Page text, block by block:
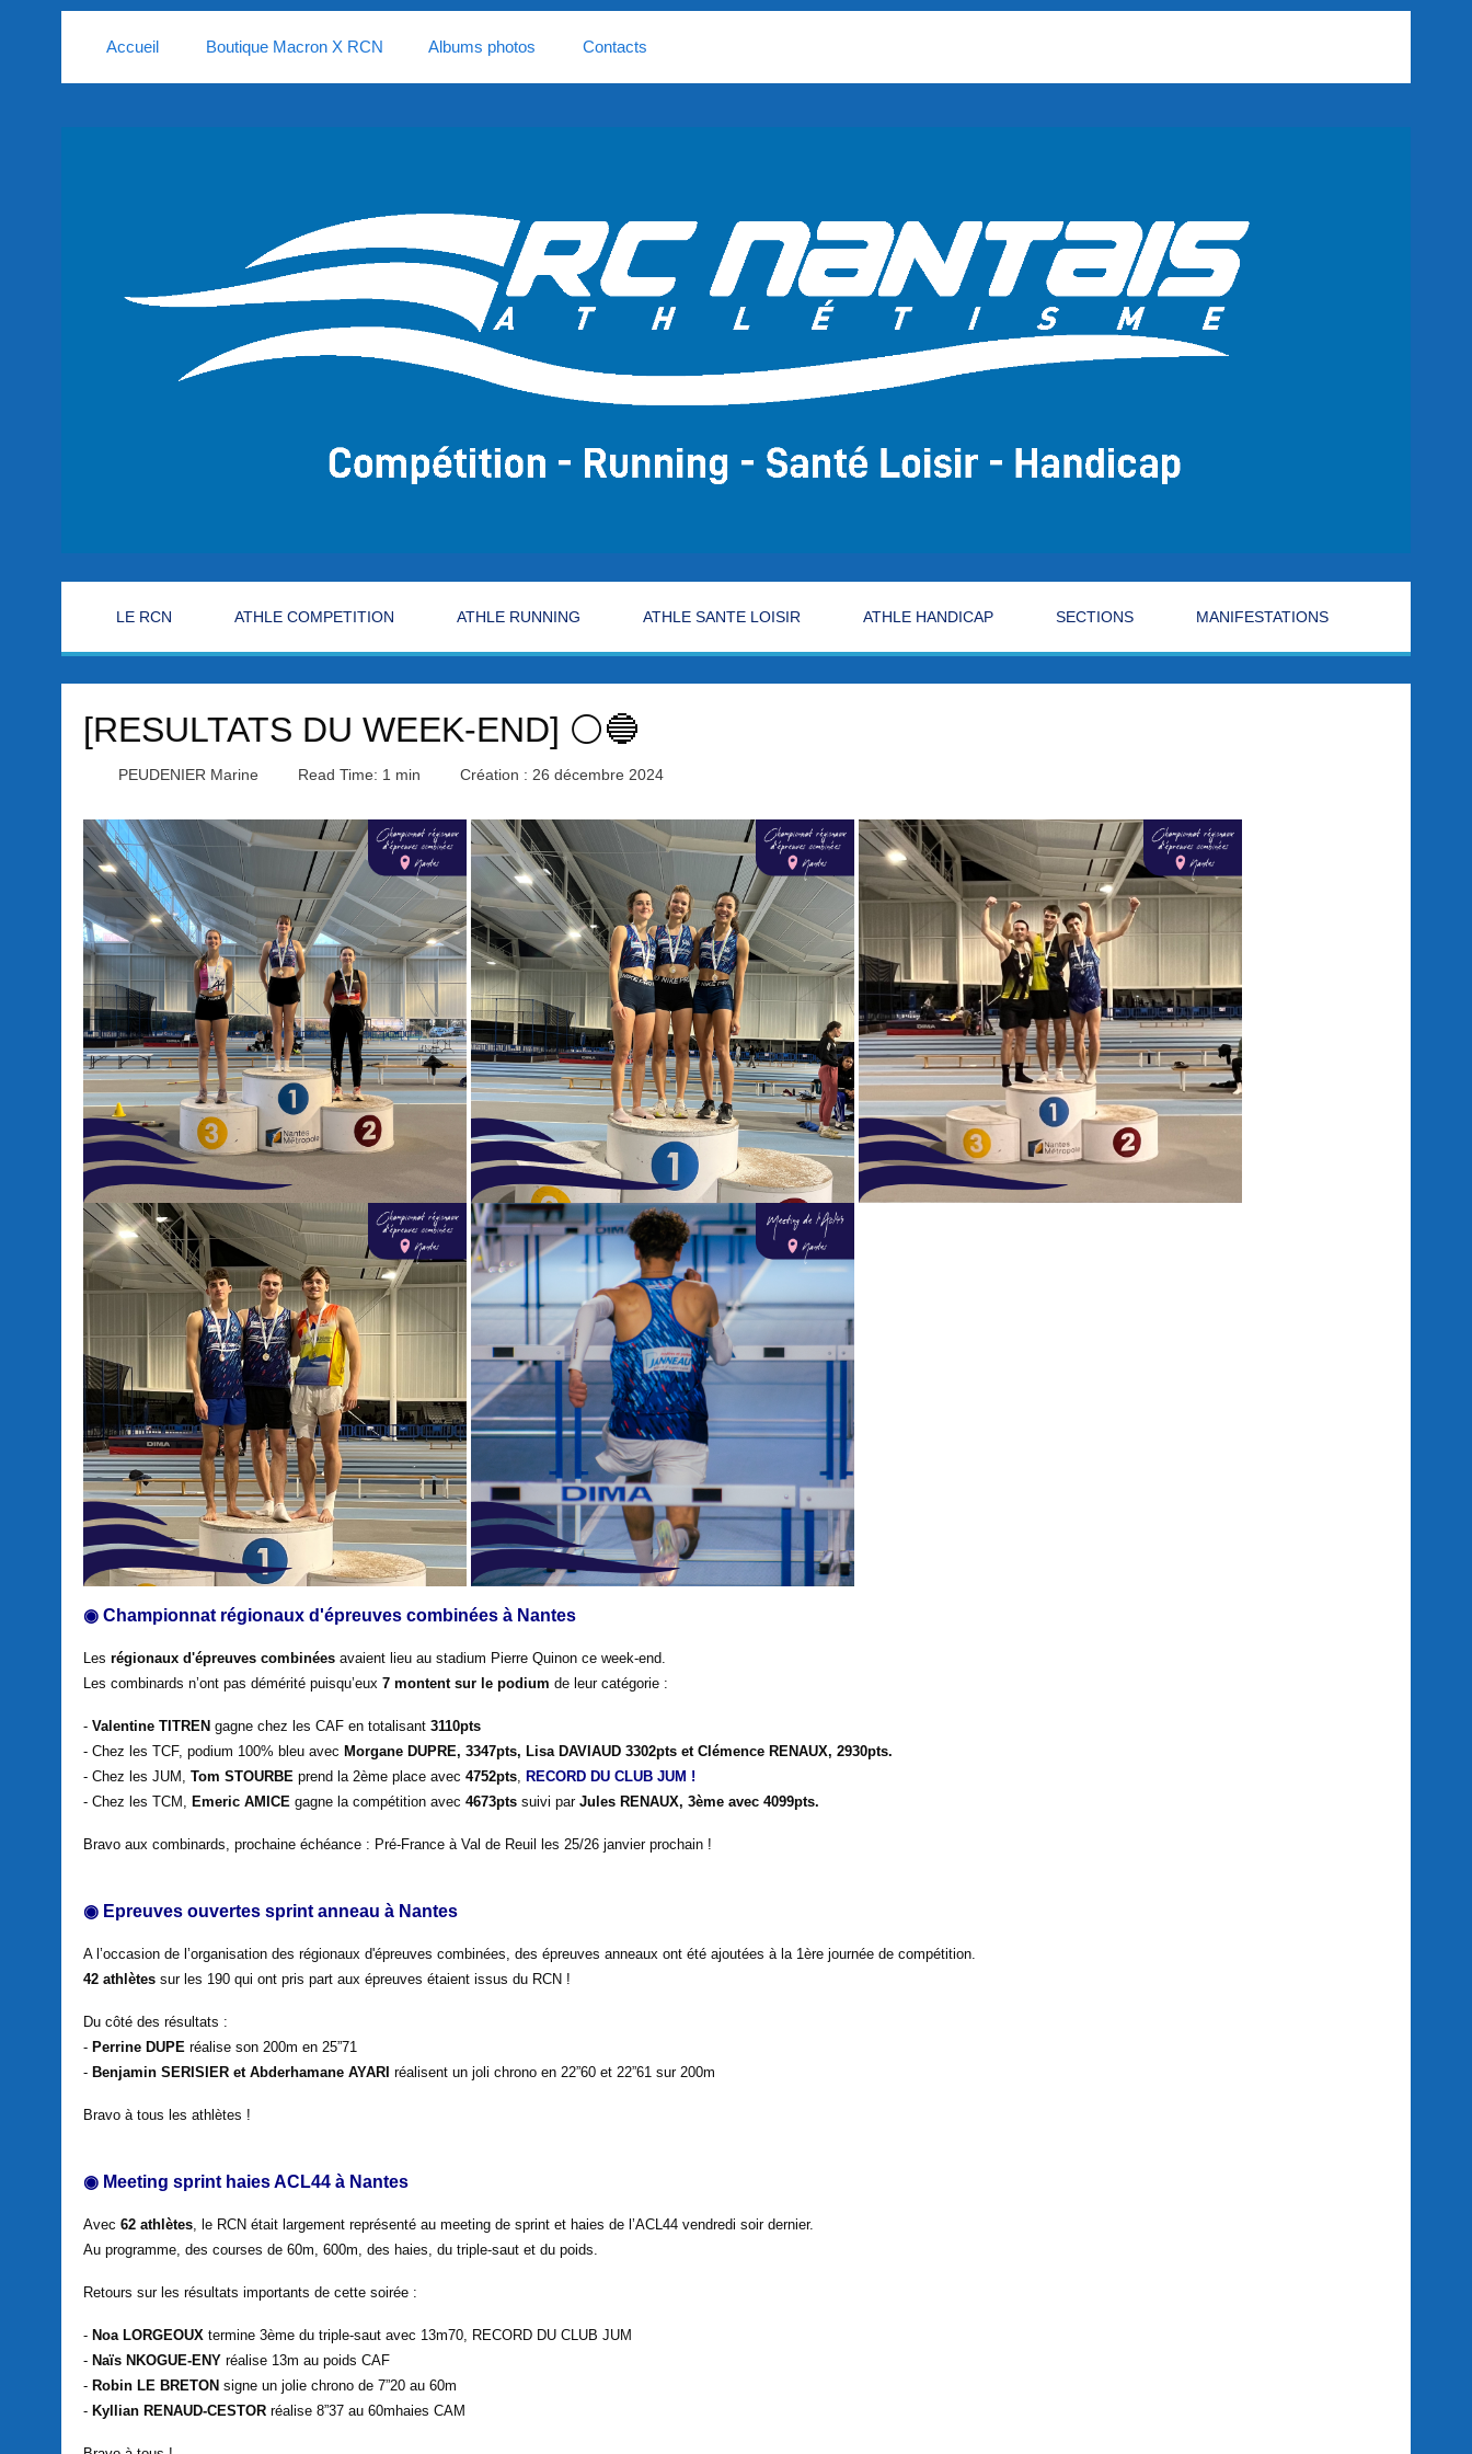
Accueil Boutique Macron X RCN Albums photos Contacts
LE RCN ATHLE COMPETITION ATHLE RUNNING ATHLE SANTE LOISIR ATHLE HANDICAP SECTIONS MANIFESTATIONS
[RESULTATS DU WEEK-END] ⚪🔵
PEUDENIER Marine Read Time: 1 min Création : 26 décembre 2024
◉ Championnat régionaux d'épreuves combinées à Nantes
Les régionaux d'épreuves combinées avaient lieu au stadium Pierre Quinon ce week-end.
Les combinards n’ont pas démérité puisqu’eux 7 montent sur le podium de leur catégorie :
- Valentine TITREN gagne chez les CAF en totalisant 3110pts
- Chez les TCF, podium 100% bleu avec Morgane DUPRE, 3347pts, Lisa DAVIAUD 3302pts et Clémence RENAUX, 2930pts.
- Chez les JUM, Tom STOURBE prend la 2ème place avec 4752pts, RECORD DU CLUB JUM !
- Chez les TCM, Emeric AMICE gagne la compétition avec 4673pts suivi par Jules RENAUX, 3ème avec 4099pts.
Bravo aux combinards, prochaine échéance : Pré-France à Val de Reuil les 25/26 janvier prochain !
◉ Epreuves ouvertes sprint anneau à Nantes
A l’occasion de l’organisation des régionaux d'épreuves combinées, des épreuves anneaux ont été ajoutées à la 1ère journée de compétition.
42 athlètes sur les 190 qui ont pris part aux épreuves étaient issus du RCN !
Du côté des résultats :
- Perrine DUPE réalise son 200m en 25”71
- Benjamin SERISIER et Abderhamane AYARI réalisent un joli chrono en 22”60 et 22”61 sur 200m
Bravo à tous les athlètes !
◉ Meeting sprint haies ACL44 à Nantes
Avec 62 athlètes, le RCN était largement représenté au meeting de sprint et haies de l’ACL44 vendredi soir dernier.
Au programme, des courses de 60m, 600m, des haies, du triple-saut et du poids.
Retours sur les résultats importants de cette soirée :
- Noa LORGEOUX termine 3ème du triple-saut avec 13m70, RECORD DU CLUB JUM
- Naïs NKOGUE-ENY réalise 13m au poids CAF
- Robin LE BRETON signe un jolie chrono de 7”20 au 60m
- Kyllian RENAUD-CESTOR réalise 8”37 au 60mhaies CAM
Panneau de gestion des cookies